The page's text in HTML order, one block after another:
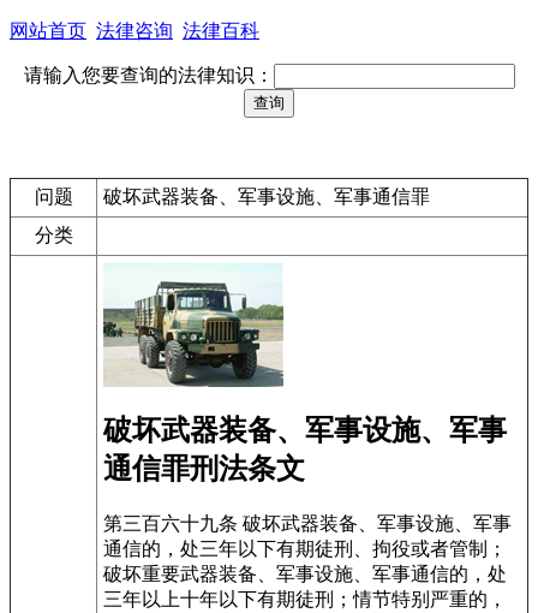
网站首页 法律咨询 法律百科
请输入您要查询的法律知识：
问题
破坏武器装备、军事设施、军事通信罪
分类
破坏武器装备、军事设施、军事
通信罪刑法条文
第三百六十九条 破坏武器装备、军事设施、军事
通信的，处三年以下有期徒刑、拘役或者管制；
破坏重要武器装备、军事设施、军事通信的，处
三年以上十年以下有期徒刑；情节特别严重的，